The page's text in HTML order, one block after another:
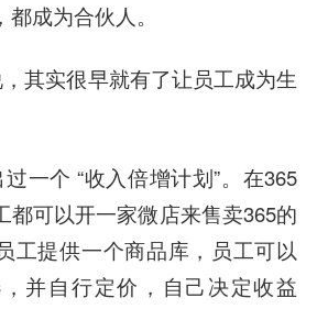
成为合伙人。
其实很早就有了让员工成为生
一个 “收入倍增计划”。在365
都可以开一家微店来售卖365的
提供一个商品库，员工可以
并自行定价，自己决定收益